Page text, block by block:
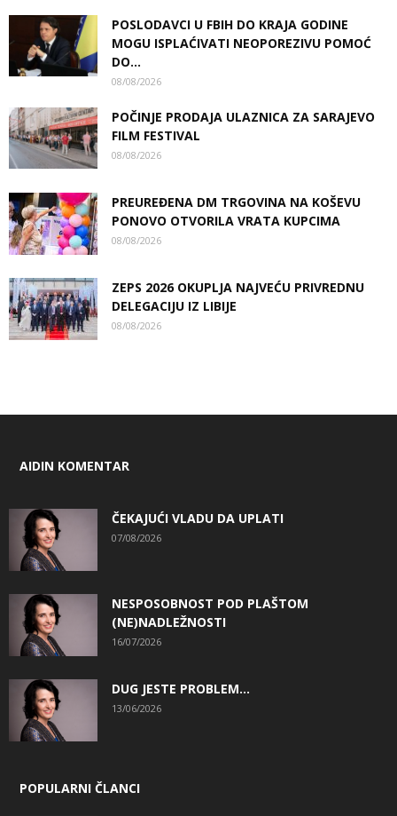
POSLODAVCI U FBIH DO KRAJA GODINE
MOGU ISPLAĆIVATI NEOPOREZIVU POMOĆ
DO...
08/08/2026
POČINJE PRODAJA ULAZNICA ZA SARAJEVO
FILM FESTIVAL
08/08/2026
PREUREĐENA DM TRGOVINA NA KOŠEVU
PONOVO OTVORILA VRATA KUPCIMA
08/08/2026
ZEPS 2026 OKUPLJA NAJVEĆU PRIVREDNU
DELEGACIJU IZ LIBIJE
08/08/2026
AIDIN KOMENTAR
ČEKAJUĆI VLADU DA UPLATI
07/08/2026
NESPOSOBNOST POD PLAŠTOM
(NE)NADLEŽNOSTI
16/07/2026
DUG JESTE PROBLEM…
13/06/2026
POPULARNI ČLANCI